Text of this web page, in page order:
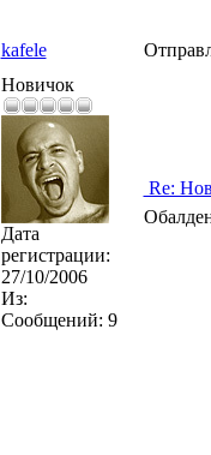
kafele
Новичок
Дата
регистрации:
27/10/2006
Из:
Сообщений: 9
Re: